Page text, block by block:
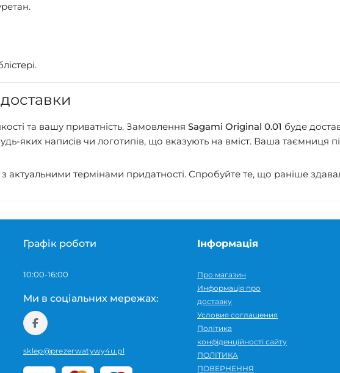
та вашу приватність. Замовлення Sagami Original 0.01 буде
яких написів чи логотипів, що вказують на вміст. Ваша таємниця
з актуальними термінами придатності. Спробуйте те, що раніше
Графік роботи
10:00-16:00
Ми в соціальних мережах:
sklep@prezerwatywy4u.pl
Інформація
Про магазин
Информація про
доставку
Условия соглашения
Політика
конфіденційності сайту
ПОЛІТИКА
ПОВЕРНЕННЯ